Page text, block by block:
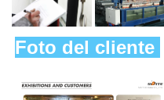
Foto del cliente